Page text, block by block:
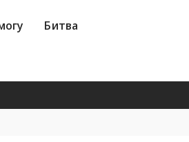
Ингредиенты
Битва